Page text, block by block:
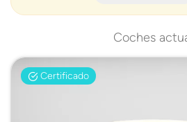
Coches
Certificado